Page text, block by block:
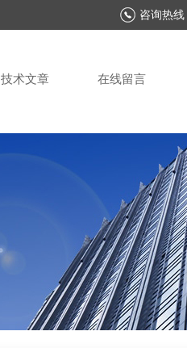
咨询热线
技术文章 在线留言